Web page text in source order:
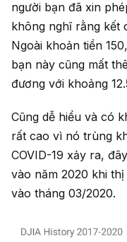
người bạn đã xin
không nghĩ rằng kết
Ngoài khoản tiền
bạn này cũng mất
đương với khoảng
Cũng dễ hiểu và có
rất cao vì nó trùng
COVID-19 xảy ra,
vào năm 2020 khi
vào tháng 03/2020.